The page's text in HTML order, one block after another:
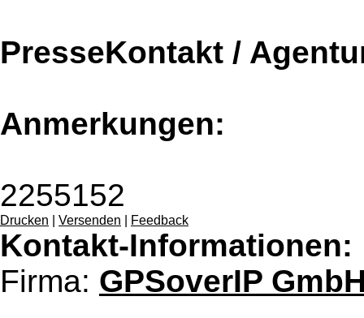
PresseKontakt /
Anmerkungen:
2255152
Drucken Versenden Feedback
Kontakt-Informationen:
Firma: GPSoverIP